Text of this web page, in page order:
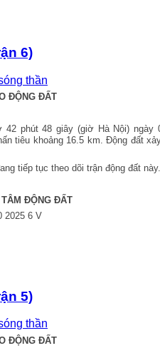
6)
thần
ĐỘNG ĐẤT
42 phút 48giây (giờ Hà Nội) ngày
tiêu khoảng 16.5 km. Động đất
tiếp tục theo dõi trận động đất này.
ĐỘNG ĐẤT
5)
thần
ĐỘNG ĐẤT